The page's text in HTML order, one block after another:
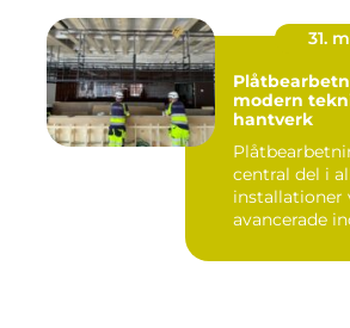
31.
modern
hantverk
central del i
installationer
avancerade